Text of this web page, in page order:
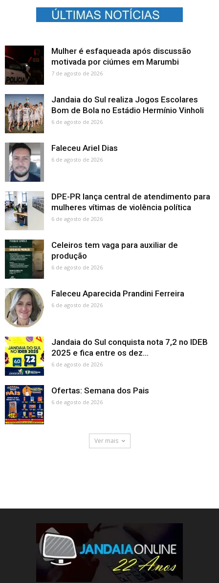
Mulher é esfaqueada após discussão
motivada por ciúmes em Marumbi
7 de agosto de 2026
Jandaia do Sul realiza Jogos Escolares
Bom de Bola no Estádio Hermínio Vinholi
6 de agosto de 2026
Faleceu Ariel Dias
6 de agosto de 2026
DPE-PR lança central de atendimento para
mulheres vítimas de violência política
6 de agosto de 2026
Celeiros tem vaga para auxiliar de
produção
6 de agosto de 2026
Faleceu Aparecida Prandini Ferreira
6 de agosto de 2026
Jandaia do Sul conquista nota 7,2 no IDEB
2025 e fica entre os dez...
6 de agosto de 2026
Ofertas: Semana dos Pais
6 de agosto de 2026
Ver mais